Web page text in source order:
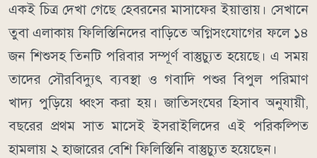
একই চিত্র দেখা গেছে হেবরনের মাসাফের ইয়াত্তায়। সেখানে
তুবা এলাকায় ফিলিস্তিনিদের বাড়িতে অগ্নিসংযোগের ফলে ১৪
জন শিশুসহ তিনটি পরিবার সম্পূর্ণ বাস্তুচ্যুত হয়েছে। এ সময়
তাদের সৌরবিদ্যুৎ ব্যবস্থা ও গবাদি পশুর বিপুল পরিমাণ
খাদ্য পুড়িয়ে ধ্বংস করা হয়। জাতিসংঘের হিসাব অনুযায়ী,
বছরের প্রথম সাত মাসেই ইসরাইলিদের এই পরিকল্পিত
হামলায় ২ হাজারের বেশি ফিলিস্তিনি বাস্তুচ্যুত হয়েছেন।